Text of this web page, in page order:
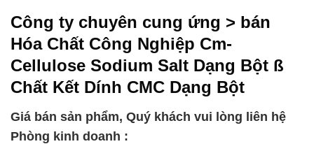
Công ty chuyên cung ứng > bán
Hóa Chất Công Nghiệp Cm-
Cellulose Sodium Salt Dạng Bột ß
Chất Kết Dính CMC Dạng Bột
Giá bán sản phẩm, Quý khách vui lòng liên hệ
Phòng kinh doanh :